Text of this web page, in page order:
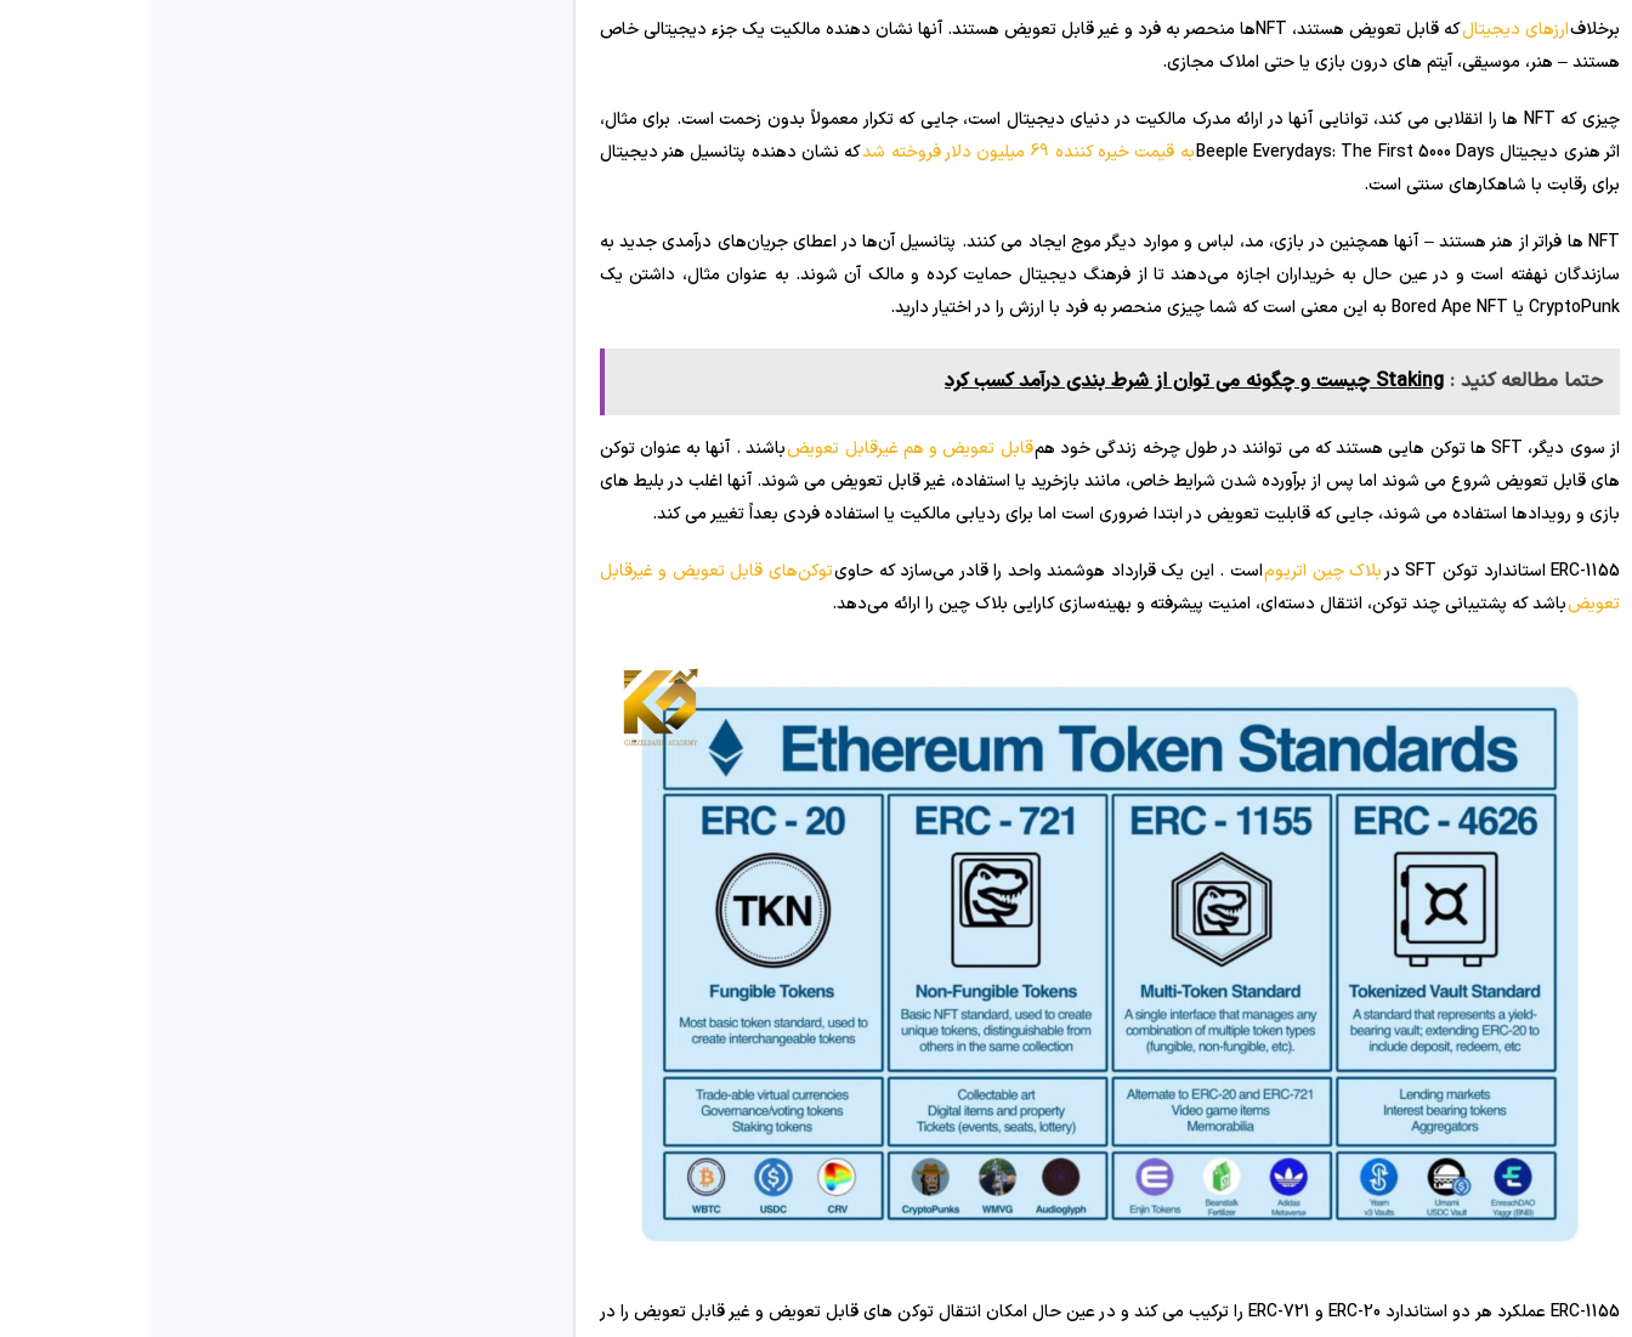
برخلافارزهای دیجیتال
که قابل تعویض هستند، NFTها منحصر به فرد و غیر قابل تعویض هستند. آنها نشان دهنده مالکیت یک جزء دیجیتالی خاص
هستند – هنر، موسیقی، آیتم های درون بازی یا حتی املاک مجازی.
چیزی که NFT ها را انقلابی می کند، توانایی آنها در ارائه مدرک مالکیت در دنیای دیجیتال است، جایی که تکرار معمولاً بدون زحمت است. برای مثال،
اثر هنری دیجیتال Beeple Everydays: The First 5000 Days
به قیمت خیره کننده 69 میلیون دلار فروخته شد
که نشان دهنده پتانسیل هنر دیجیتال
برای رقابت با شاهکارهای سنتی است.
NFT ها فراتر از هنر هستند – آنها همچنین در بازی، مد، لباس و موارد دیگر موج ایجاد می کنند. پتانسیل آن‌ها در اعطای جریان‌های درآمدی جدید به
سازندگان نهفته است و در عین حال به خریداران اجازه می‌دهند تا از فرهنگ دیجیتال حمایت کرده و مالک آن شوند. به عنوان مثال، داشتن یک
CryptoPunk یا Bored Ape NFT به این معنی است که شما چیزی منحصر به فرد با ارزش را در اختیار دارید.
حتما مطالعه کنید : Staking چیست و چگونه می توان از شرط بندی درآمد کسب کرد
از سوی دیگر، SFT ها توکن هایی هستند که می توانند در طول چرخه زندگی خود هم قابل تعویض و هم غیرقابل تعویضباشند . آنها به عنوان توکن
های قابل تعویض شروع می شوند اما پس از برآورده شدن شرایط خاص، مانند بازخرید یا استفاده، غیر قابل تعویض می شوند. آنها اغلب در بلیط های
بازی و رویدادها استفاده می شوند، جایی که قابلیت تعویض در ابتدا ضروری است اما برای ردیابی مالکیت یا استفاده فردی بعداً تغییر می کند.
ERC-1155 استاندارد توکن SFT در بلاک چین اتریوماست . این یک قرارداد هوشمند واحد را قادر می‌سازد که حاویتوکن‌های قابل تعویض و غیرقابل
تعویضباشد که پشتیبانی چند توکن، انتقال دسته‌ای، امنیت پیشرفته و بهینه‌سازی کارایی بلاک چین را ارائه می‌دهد.
ERC-1155 عملکرد هر دو استاندارد ERC-20 و ERC-721 را ترکیب می کند و در عین حال امکان انتقال توکن های قابل تعویض و غیر قابل تعویض را در